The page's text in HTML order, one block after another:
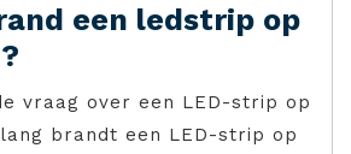
een ledstrip op
vraag over een LED-strip op
brandt een LED-strip op